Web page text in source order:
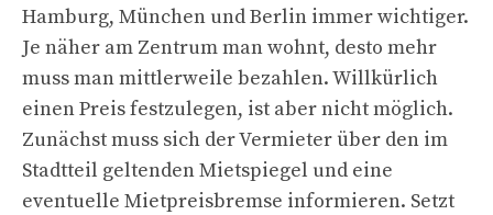
Hamburg, München und Berlin immer wichtiger.
Je näher am Zentrum man wohnt, desto mehr
muss man mittlerweile bezahlen. Willkürlich
einen Preis festzulegen, ist aber nicht möglich.
Zunächst muss sich der Vermieter über den im
Stadtteil geltenden Mietspiegel und eine
eventuelle Mietpreisbremse informieren. Setzt